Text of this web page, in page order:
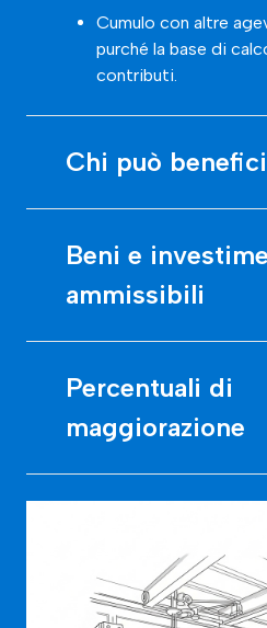
Cumulo con altre
purché la base di
contributi.
Chi può
Beni e
ammissibili
Percentuali di
maggiorazione